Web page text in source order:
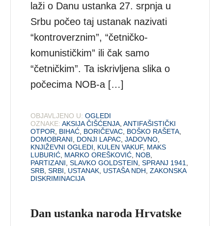
laži o Danu ustanka 27. srpnja u
Srbu počeo taj ustanak nazivati
“kontroverznim”, “četničko-
komunističkim” ili čak samo
“četničkim”. Ta iskrivljena slika o
počecima NOB-a […]
OBJAVLJENO U: OGLEDI
OZNAKE: AKSIJA ČIŠĆENJA,ANTIFAŠISTIČKI
OTPOR, BIHAĆ, BORIČEVAC, BOŠKO RAŠETA,
DOMOBRANI, DONJI LAPAC,JADOVNO,
KNJIŽEVNI OGLEDI, KULEN VAKUF, MAKS
LUBURIĆ, MARKO OREŠKOVIĆ, NOB,
PARTIZANI,SLAVKO GOLDSTEIN,SPRANJ 1941,
SRB,SRBI, USTANAK, USTAŠA NDH,ZAKONSKA
DISKRIMINACIJA
Dan ustanka naroda Hrvatske